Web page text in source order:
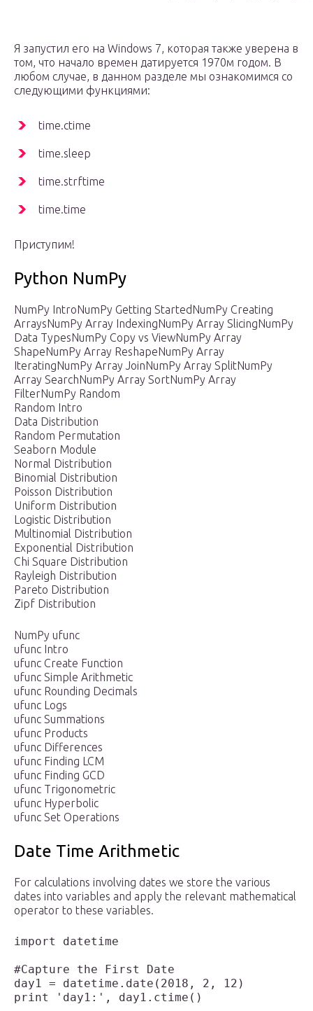
Я запустил его на Windows 7, которая также уверена в
том, что начало времен датируется 1970м годом. В
любом случае, в данном разделе мы ознакомимся со
следующими функциями:
time.ctime
time.sleep
time.strftime
time.time
Приступим!
Python NumPy
NumPy IntroNumPy Getting StartedNumPy Creating
ArraysNumPy Array IndexingNumPy Array SlicingNumPy
Data TypesNumPy Copy vs ViewNumPy Array
ShapeNumPy Array ReshapeNumPy Array
IteratingNumPy Array JoinNumPy Array SplitNumPy
Array SearchNumPy Array SortNumPy Array
FilterNumPy Random
Random Intro
Data Distribution
Random Permutation
Seaborn Module
Normal Distribution
Binomial Distribution
Poisson Distribution
Uniform Distribution
Logistic Distribution
Multinomial Distribution
Exponential Distribution
Chi Square Distribution
Rayleigh Distribution
Pareto Distribution
Zipf Distribution
NumPy ufunc
ufunc Intro
ufunc Create Function
ufunc Simple Arithmetic
ufunc Rounding Decimals
ufunc Logs
ufunc Summations
ufunc Products
ufunc Differences
ufunc Finding LCM
ufunc Finding GCD
ufunc Trigonometric
ufunc Hyperbolic
ufunc Set Operations
Date Time Arithmetic
For calculations involving dates we store the various
dates into variables and apply the relevant mathematical
operator to these variables.
import datetime
#Capture the First Date
day1 = datetime.date(2018, 2, 12)
print 'day1:', day1.ctime()